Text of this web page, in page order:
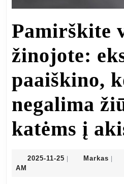
Pamirškite
žinojote:
paaiškino,
negalima
katėms į
2025-11-25 2025-
Markas
AM